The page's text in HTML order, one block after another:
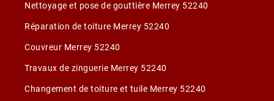
Nettoyage et pose de gouttière Merrey 52240
Réparation de toiture Merrey 52240
Couvreur Merrey 52240
Travaux de zinguerie Merrey 52240
Changement de toiture et tuile Merrey 52240